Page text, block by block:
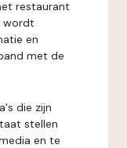
restaurant
wordt
en
met de
die zijn
stellen
en te